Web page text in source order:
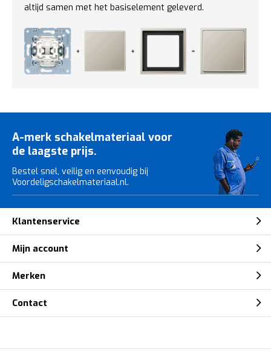
altijd samen met het basiselement geleverd.
A-merk schakelmateriaal voor
de laagste prijs.
Bestel snel, veilig en eenvoudig bij
Voordeligschakelmateriaal.nl.
Klantenservice
Mijn account
Merken
Contact